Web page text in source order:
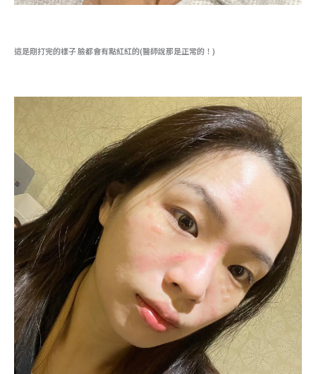
這是剛打完的樣子 臉都會有點紅紅的(醫師說那是正常的！)